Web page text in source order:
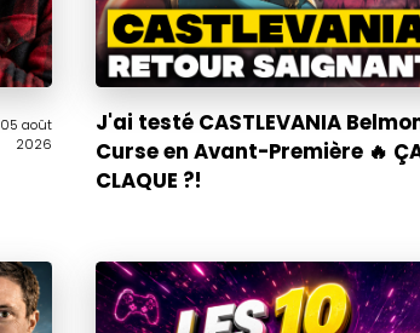
05 août
2026
J'ai testé CASTLEVANIA
Curse en Avant-Première 🔥
CLAQUE ?!